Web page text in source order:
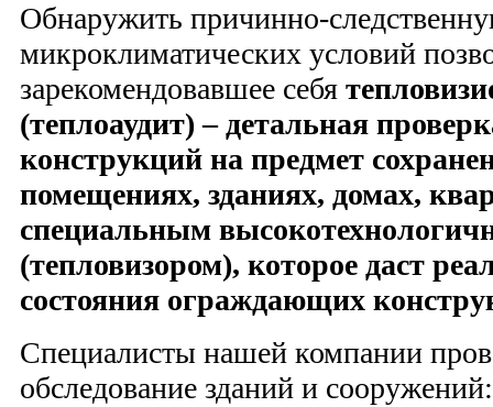
Обнаружить причинно-
микроклиматических условий
зарекомендовавшее себя
(теплоаудит) – детальная
конструкций на предмет
помещениях, зданиях, домах,
специальным
(тепловизором), которое даст
состояния ограждающих
Специалисты нашей компании
обследование зданий и сооружений: